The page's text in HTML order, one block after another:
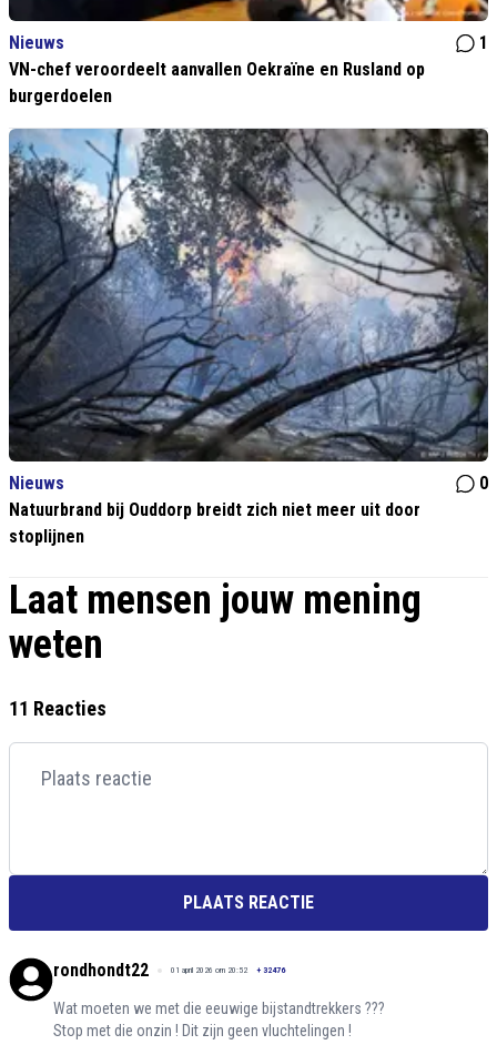
Nieuws
1
VN-chef veroordeelt aanvallen Oekraïne en Rusland op
burgerdoelen
Nieuws
0
Natuurbrand bij Ouddorp breidt zich niet meer uit door
stoplijnen
Laat mensen jouw mening
weten
11 Reacties
PLAATS REACTIE
rondhondt22 01 april 2026 om 20:52 + 32476
Wat moeten we met die eeuwige bijstandtrekkers ???
Stop met die onzin ! Dit zijn geen vluchtelingen !